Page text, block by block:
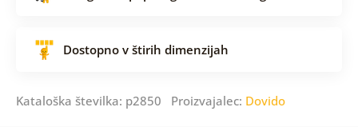
Dostopno v štirih dimenzijah
Kataloška številka: p2850 Proizvajalec: Dovido